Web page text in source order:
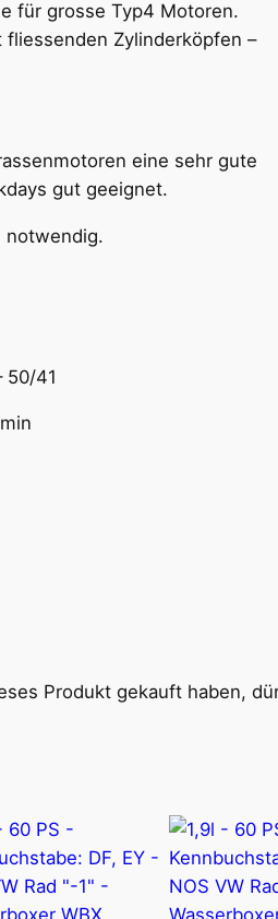
für grosse Typ4 Motoren.
Zylinderköpfen –
eine sehr gute
gut geeignet.
notwendig.
50/41
Produkt gekauft haben,